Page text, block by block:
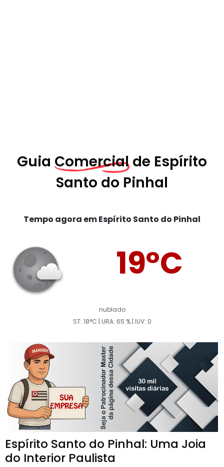
Guia Comercial de Espírito
Santo do Pinhal
Tempo agora em Espírito Santo do Pinhal
19°C
nublado
ST: 18°C | URA: 65 % | IUV: 0
Espírito Santo do Pinhal: Uma Joia
do Interior Paulista